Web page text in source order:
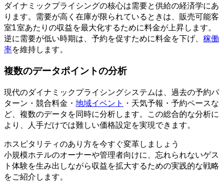
ダイナミックプライシングの核心は需要と供給の経済学にあ
ります。需要が高く在庫が限られているときは、販売可能客
室1室あたりの収益を最大化するために料金が上昇します。
逆に需要が低い時期は、予約を促すために料金を下げ、 稼働
率を維持します。
複数のデータポイントの分析
現代のダイナミックプライシングシステムは、過去の予約パ
ターン・競合料金・ 地域イベント ・天気予報・予約ペースな
ど、複数のデータを同時に分析します。この総合的な分析に
より、人手だけでは難しい価格設定を実現できます。
ホスピタリティのあり方を今すぐ変革しましょう
小規模ホテルのオーナーや管理者向けに、忘れられないゲス
ト体験を生み出しながら収益を拡大するための実践的な戦略
をご紹介します。